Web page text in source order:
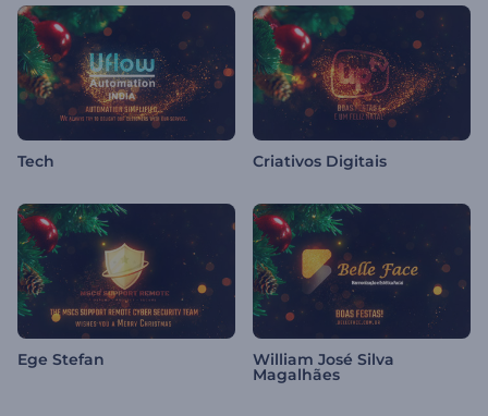
Tech Criativos Digitais
Ege Stefan William José Silva
Magalhães